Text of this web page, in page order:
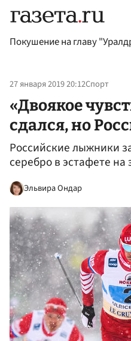
Покушение на главу
27 января 2019 20:12Спорт
«Двоякое
сдался, но
Российские лыжники
серебро в эстафете на
Эльвира Ондар